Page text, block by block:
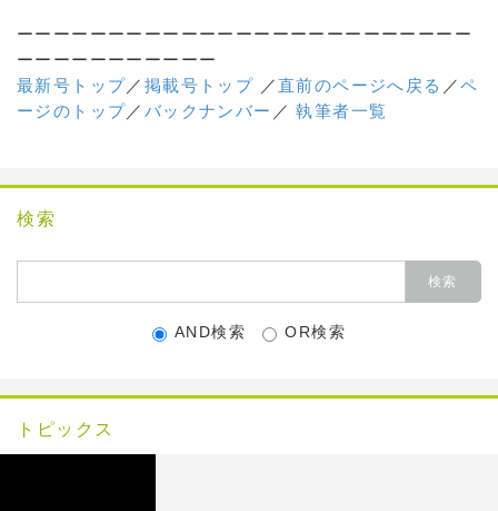
ーーーーーーーーーーーーーーーーーーーーーーーーー
ーーーーーーーーーーー
最新号トップ／ 掲載号トップ ／直前のページへ戻る ／ペ
ージのトップ／ バックナンバー ／執筆者一覧
検索
AND検索 OR検索
トピックス